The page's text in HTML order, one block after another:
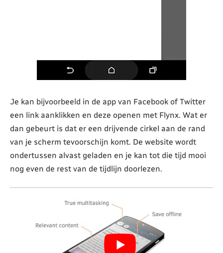
Je kan bijvoorbeeld in de app van Facebook of Twitter
een link aanklikken en deze openen met Flynx. Wat er
dan gebeurt is dat er een drijvende cirkel aan de rand
van je scherm tevoorschijn komt. De website wordt
ondertussen alvast geladen en je kan tot die tijd mooi
nog even de rest van de tijdlijn doorlezen.